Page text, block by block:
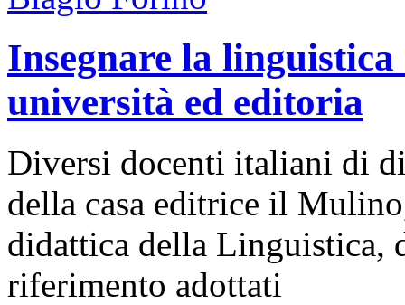
Insegnare la
università ed editoria
Diversi docenti italiani di
della casa editrice il
didattica della Linguistica,
riferimento adottati